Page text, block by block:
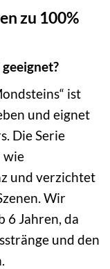
zu 100%
ist
und eignet
Die Serie
wie
und verzichtet
Wir
6 Jahren, da
und den